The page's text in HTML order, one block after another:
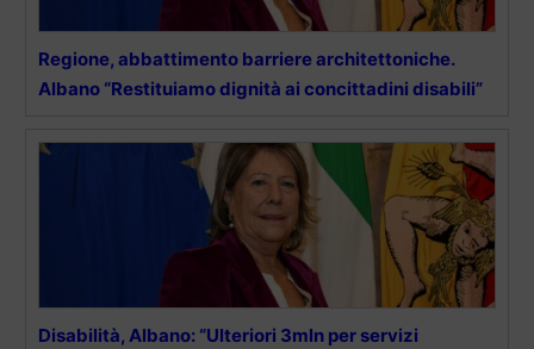
Regione, abbattimento barriere architettoniche.
Albano “Restituiamo dignità ai concittadini disabili”
Disabilità, Albano: “Ulteriori 3mln per servizi